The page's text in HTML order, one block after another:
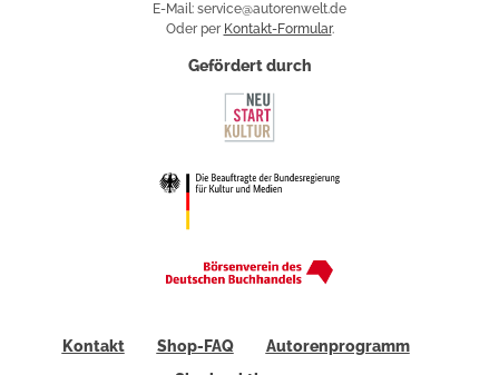
E-Mail: service@autorenwelt.de
Oder per Kontakt-Formular.
Gefördert durch
Kontakt Shop-FAQ
Autorenprogramm